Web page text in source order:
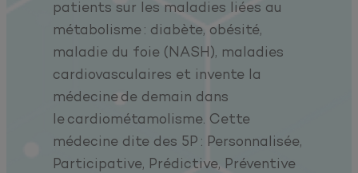
patients sur les maladies liées au
métabolisme : diabète, obésité,
maladie du foie (NASH), maladies
cardiovasculaires et invente la
médecine de demain dans
le cardiométamolisme. Cette
médecine dite des 5P : Personnalisée,
Participative, Prédictive, Préventive